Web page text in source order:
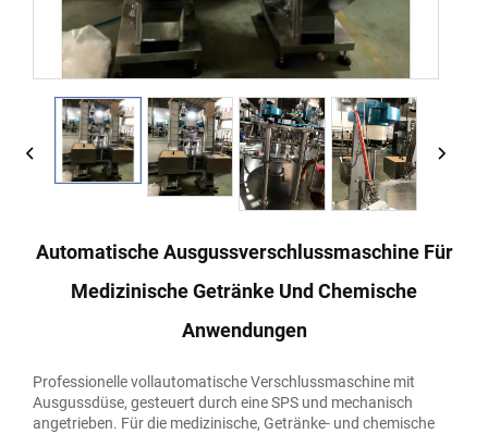
Automatische Ausgussverschlussmaschine Für
Medizinische Getränke Und Chemische
Anwendungen
Professionelle vollautomatische Verschlussmaschine mit
Ausgussdüse, gesteuert durch eine SPS und mechanisch
angetrieben. Für die medizinische, Getränke- und chemische